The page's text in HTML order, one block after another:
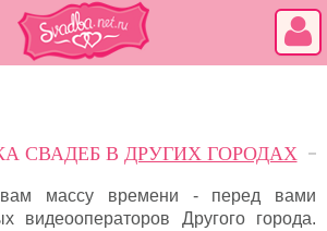
СВАДЕБ В ДРУГИХ ГОРОДАХ
массу времени - перед вами
видеооператоров Другого города.